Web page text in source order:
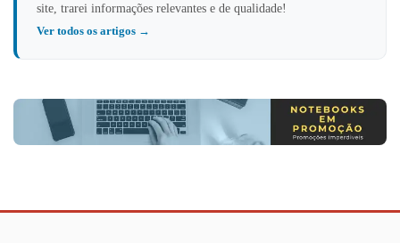
site, trarei informações relevantes e de qualidade!
Ver todos os artigos →